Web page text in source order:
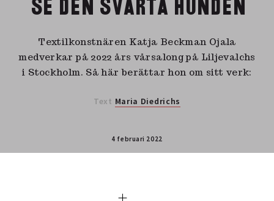
SE DEN SVARTA HUNDEN
Textilkonstnären Katja Beckman Ojala
medverkar på 2022 års vårsalong på Liljevalchs
i Stockholm. Så här berättar hon om sitt verk:
Text Maria Diedrichs
4 februari 2022